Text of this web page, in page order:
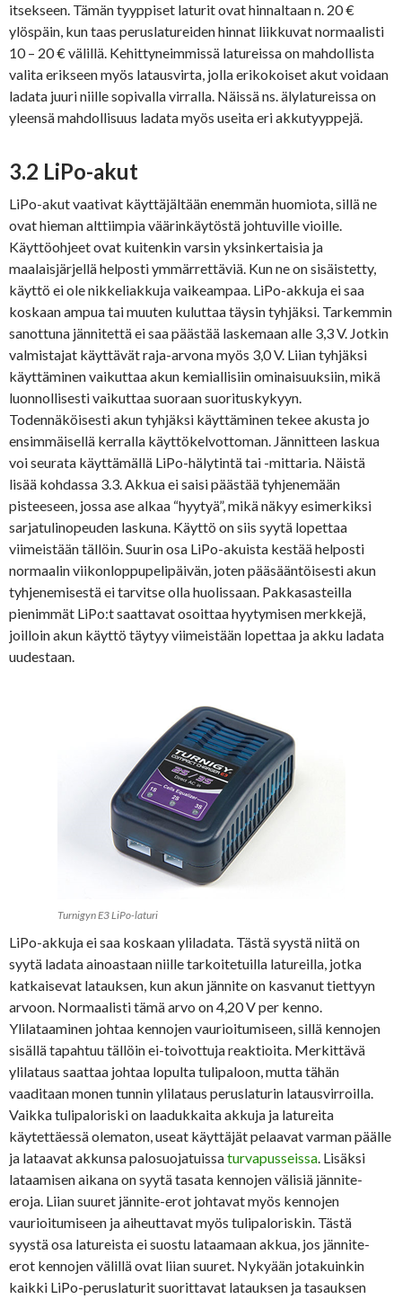
itsekseen. Tämän tyyppiset laturit ovat hinnaltaan n. 20 €
ylöspäin, kun taas peruslatureiden hinnat liikkuvat normaalisti
10 – 20 € välillä. Kehittyneimmissä latureissa on mahdollista
valita erikseen myös latausvirta, jolla erikokoiset akut voidaan
ladata juuri niille sopivalla virralla. Näissä ns. älylatureissa on
yleensä mahdollisuus ladata myös useita eri akkutyyppejä.
3.2 LiPo-akut
LiPo-akut vaativat käyttäjältään enemmän huomiota, sillä ne
ovat hieman alttiimpia väärinkäytöstä johtuville vioille.
Käyttöohjeet ovat kuitenkin varsin yksinkertaisia ja
maalaisjärjellä helposti ymmärrettäviä. Kun ne on sisäistetty,
käyttö ei ole nikkeliakkuja vaikeampaa. LiPo-akkuja ei saa
koskaan ampua tai muuten kuluttaa täysin tyhjäksi. Tarkemmin
sanottuna jännitettä ei saa päästää laskemaan alle 3,3 V. Jotkin
valmistajat käyttävät raja-arvona myös 3,0 V. Liian tyhjäksi
käyttäminen vaikuttaa akun kemiallisiin ominaisuuksiin, mikä
luonnollisesti vaikuttaa suoraan suorituskykyyn.
Todennäköisesti akun tyhjäksi käyttäminen tekee akusta jo
ensimmäisellä kerralla käyttökelvottoman. Jännitteen laskua
voi seurata käyttämällä LiPo-hälytintä tai -mittaria. Näistä
lisää kohdassa 3.3. Akkua ei saisi päästää tyhjenemään
pisteeseen, jossa ase alkaa “hyytyä”, mikä näkyy esimerkiksi
sarjatulinopeuden laskuna. Käyttö on siis syytä lopettaa
viimeistään tällöin. Suurin osa LiPo-akuista kestää helposti
normaalin viikonloppupelipäivän, joten pääsääntöisesti akun
tyhjenemisestä ei tarvitse olla huolissaan. Pakkasasteilla
pienimmät LiPo:t saattavat osoittaa hyytymisen merkkejä,
joilloin akun käyttö täytyy viimeistään lopettaa ja akku ladata
uudestaan.
Turnigyn E3 LiPo-laturi
LiPo-akkuja ei saa koskaan yliladata. Tästä syystä niitä on
syytä ladata ainoastaan niille tarkoitetuilla latureilla, jotka
katkaisevat latauksen, kun akun jännite on kasvanut tiettyyn
arvoon. Normaalisti tämä arvo on 4,20 V per kenno.
Ylilataaminen johtaa kennojen vaurioitumiseen, sillä kennojen
sisällä tapahtuu tällöin ei-toivottuja reaktioita. Merkittävä
ylilataus saattaa johtaa lopulta tulipaloon, mutta tähän
vaaditaan monen tunnin ylilataus peruslaturin latausvirroilla.
Vaikka tulipaloriski on laadukkaita akkuja ja latureita
käytettäessä olematon, useat käyttäjät pelaavat varman päälle
ja lataavat akkunsa palosuojatuissaturvapusseissa. Lisäksi
lataamisen aikana on syytä tasata kennojen välisiä jännite-
eroja. Liian suuret jännite-erot johtavat myös kennojen
vaurioitumiseen ja aiheuttavat myös tulipaloriskin. Tästä
syystä osa latureista ei suostu lataamaan akkua, jos jännite-
erot kennojen välillä ovat liian suuret. Nykyään jotakuinkin
kaikki LiPo-peruslaturit suorittavat latauksen ja tasauksen